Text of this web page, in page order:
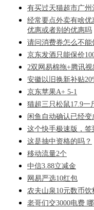
有买过天猫超市广州
经常要点外卖有啥
优惠或者别的优惠吗
请问消费券怎么不能
京东发酒只能保价
2双网易棉拖+腾讯
安徽以旧换新补贴
京东苹果A+ 5-1
猫超三只松鼠17.9一
闲鱼自动确认已经变
这个快手极速版，签
这是抽中资格的吗？
移动流量2个
中信3.88立减金
网易严选10红包
农夫山泉10元数币
老哥们交3000电费